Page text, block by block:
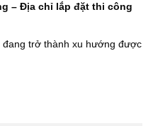
– Địa chỉ lắp đặt thi công
đang trở thành xu hướng được